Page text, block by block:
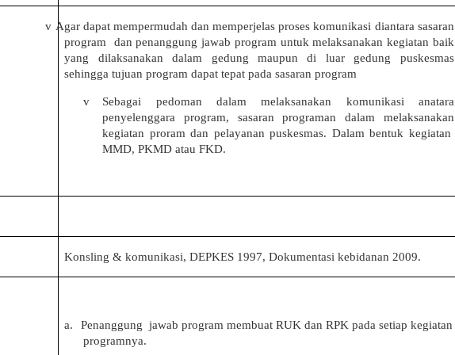
v Agar dapat mempermudah dan memperjelas proses komunikasi diantara sasaran
program
dan penanggung jawab program untuk melaksanakan kegiatan baik
yang dilaksanakan dalam gedung maupun di luar gedung puskesmas
sehingga tujuan program dapat tepat pada sasaran program
v
Sebagai pedoman dalam melaksanakan komunikasi anatara
penyelenggara program, sasaran programan dalam melaksanakan
kegiatan proram dan pelayanan puskesmas. Dalam bentuk kegiatan
MMD, PKMD atau FKD.
Konsling & komunikasi, DEPKES 1997, Dokumentasi kebidanan 2009.
a. Penanggung jawab program membuat RUK dan RPK pada setiap kegiatan
programnya.